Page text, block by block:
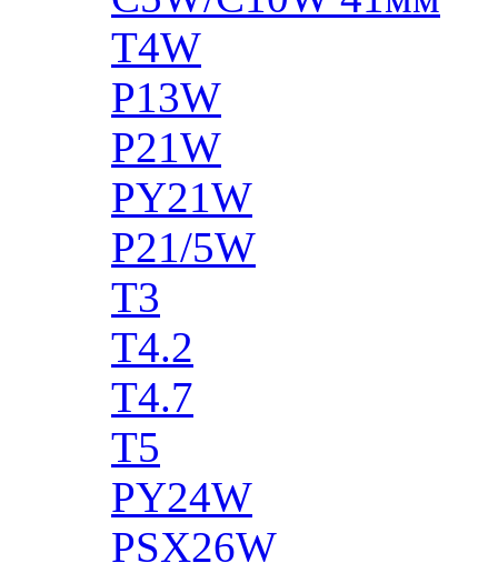
T4W
P13W
P21W
PY21W
P21/5W
T3
T4.2
T4.7
T5
PY24W
PSX26W